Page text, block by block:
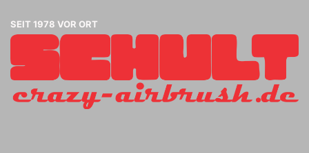
SEIT 1978 VOR ORT